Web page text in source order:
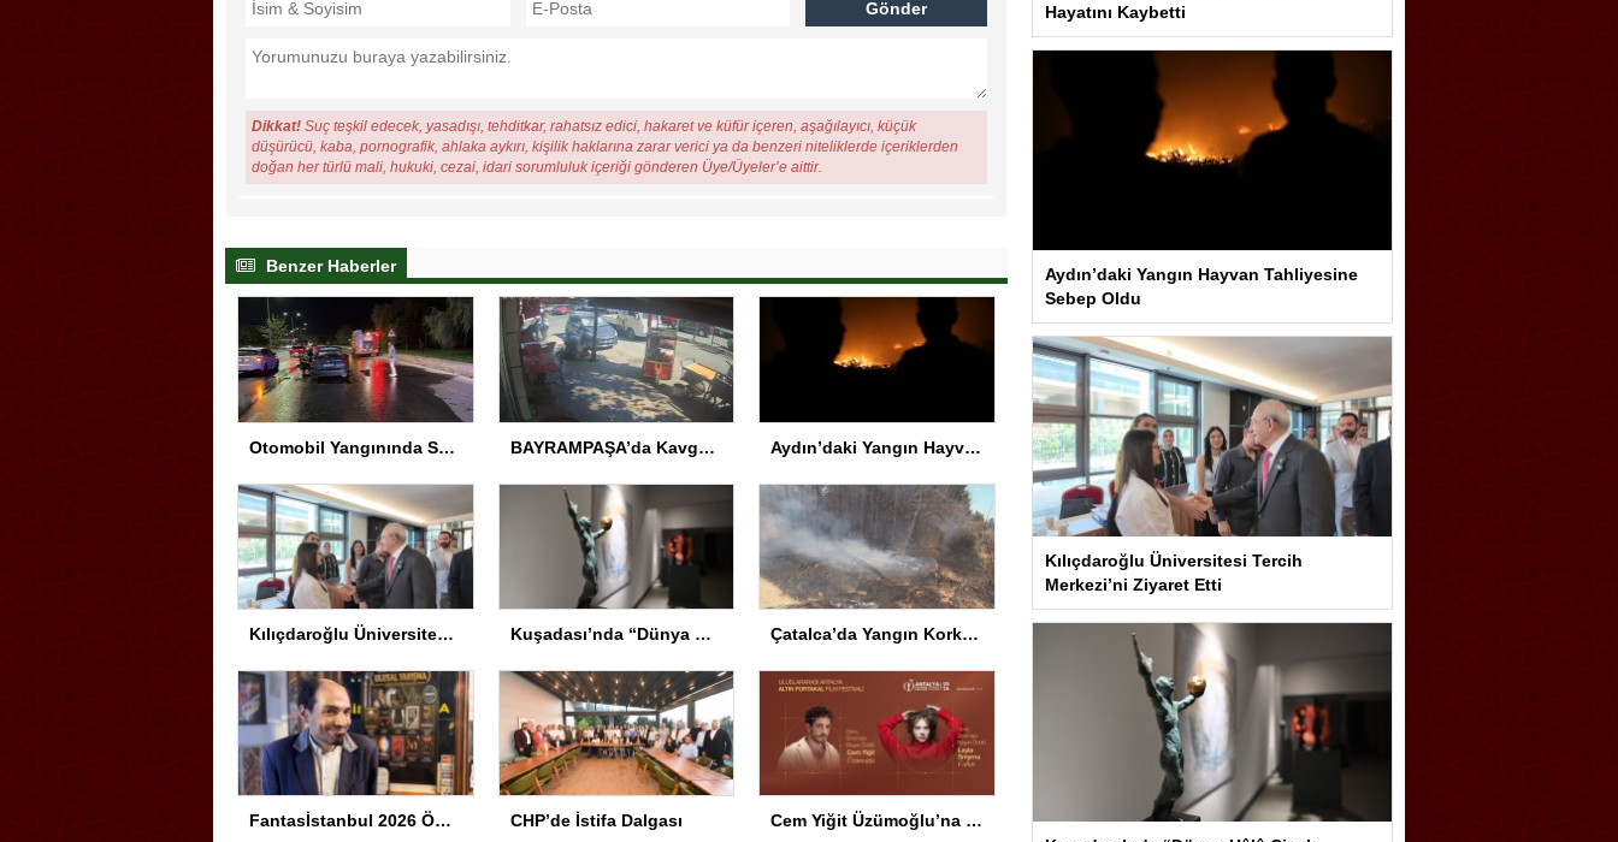
Dikkat! Suç teşkil edecek, yasadışı, tehditkar, rahatsız edici, hakaret ve küfür içeren, aşağılayıcı, küçük
düşürücü, kaba, pornografik, ahlaka aykırı, kişilik haklarına zarar verici ya da benzeri niteliklerde içeriklerden
doğan her türlü mali, hukuki, cezai, idari sorumluluk içeriği gönderen Üye/Üyeler’e aittir.
Benzer Haberler
Otomobil Yangınında Sürücü Yaralandı BAYRAMPAŞA’da Kavga: Bir Kişi Hayatını Kaybetti Aydın’daki Yangın Hayvan Tahliyesine Sebep Oldu
Kılıçdaroğlu Üniversitesi Tercih Merkezi’ni Ziyaret Etti Kuşadası’nda “Dünya Hâlâ Çiçek Açıyor” sergisi sanatseverlerle buluşuyor Çatalca’da Yangın Korkuttu
Fantasİstanbul 2026 Ödül Töreni Yapıldı CHP’de İstifa Dalgası Cem Yiğit Üzümoğlu’na Genç Başarı Ödülü
Hayatını Kaybetti
Aydın’daki Yangın Hayvan Tahliyesine
Sebep Oldu
Kılıçdaroğlu Üniversitesi Tercih
Merkezi’ni Ziyaret Etti